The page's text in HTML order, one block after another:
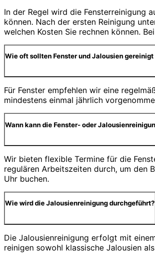
In der Regel wird die Fensterreinigung
können. Nach der ersten Reinigung
welchen Kosten Sie rechnen können.
Wie oft sollten Fenster und Jalousien gereinigt
Für Fenster empfehlen wir eine
mindestens einmal jährlich
Wann kann die Fenster- oder
Wir bieten flexible Termine für die
regulären Arbeitszeiten durch, um den
Uhr buchen.
Wie wird die Jalousienreinigung durchgeführt?
Die Jalousienreinigung erfolgt mit
reinigen sowohl klassische Jalousien